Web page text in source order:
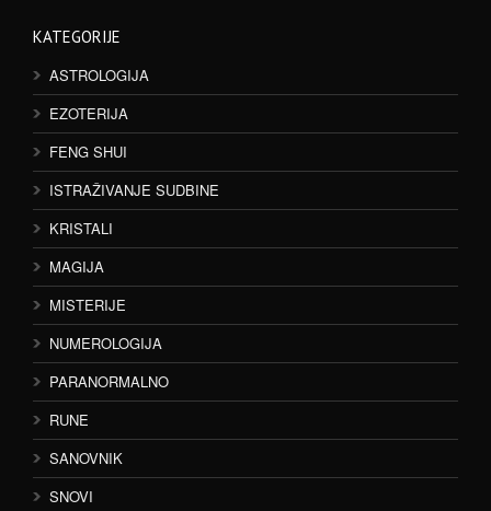
KATEGORIJE
ASTROLOGIJA
EZOTERIJA
FENG SHUI
ISTRAŽIVANJE SUDBINE
KRISTALI
MAGIJA
MISTERIJE
NUMEROLOGIJA
PARANORMALNO
RUNE
SANOVNIK
SNOVI